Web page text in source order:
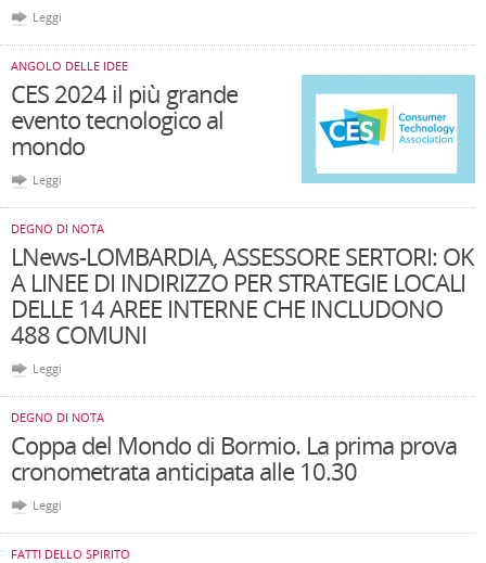
Leggi
ANGOLO DELLE IDEE
CES 2024 il più grande
evento tecnologico al
mondo
Leggi
DEGNO DI NOTA
LNews-LOMBARDIA, ASSESSORE SERTORI: OK
A LINEE DI INDIRIZZO PER STRATEGIE LOCALI
DELLE 14 AREE INTERNE CHE INCLUDONO
488 COMUNI
Leggi
DEGNO DI NOTA
Coppa del Mondo di Bormio. La prima prova
cronometrata anticipata alle 10.30
Leggi
FATTI DELLO SPIRITO